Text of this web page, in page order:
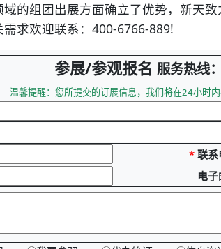
的组团出展方面确立了优势，新天
求欢迎联系：400-6766-889!
参展/参观报名 服务热线：
温馨提醒：您所提交的订展信息，我们将在24小时
* 联系
电子